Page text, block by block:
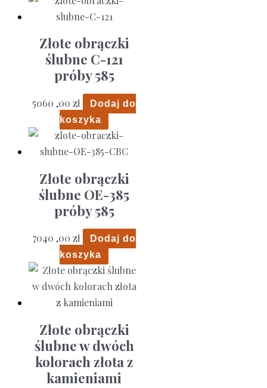
Złote obrączki
ślubne C-121
próby 585
5060 ,00 zł
Dodaj do
koszyka
Złote obrączki
ślubne OE-385
próby 585
7040 ,00 zł
Dodaj do
koszyka
Złote obrączki
ślubne w dwóch
kolorach złota z
kamieniami